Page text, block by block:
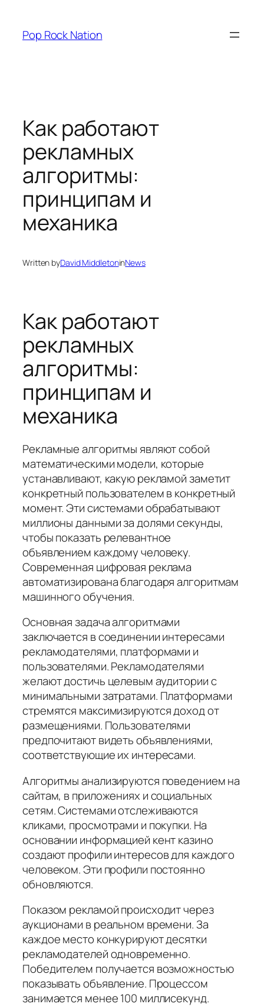
content
Pop Rock Nation
Как работают
рекламных
алгоритмы:
принципам и
механика
Written byDavid MiddletoninNews
Как работают
рекламных
алгоритмы:
принципам и
механика
Рекламные алгоритмы являют собой
математическими модели, которые
устанавливают, какую рекламой заметит
конкретный пользователем в конкретный
момент. Эти системами обрабатывают
миллионы данными за долями секунды,
чтобы показать релевантное
объявлением каждому человеку.
Современная цифровая реклама
автоматизирована благодаря алгоритмам
машинного обучения.
Основная задача алгоритмами
заключается в соединении интересами
рекламодателями, платформами и
пользователями. Рекламодателями
желают достичь целевым аудитории с
минимальными затратами. Платформами
стремятся максимизируются доход от
размещениями. Пользователями
предпочитают видеть объявлениями,
соответствующие их интересами.
Алгоритмы анализируются поведением на
сайтам, в приложениях и социальных
сетям. Системами отслеживаются
кликами, просмотрами и покупки. На
основании информацией кент казино
создают профили интересов для каждого
человеком. Эти профили постоянно
обновляются.
Показом рекламой происходит через
аукционами в реальном времени. За
каждое место конкурируют десятки
рекламодателей одновременно.
Победителем получается возможностью
показывать объявление. Процессом
занимается менее 100 миллисекунд.